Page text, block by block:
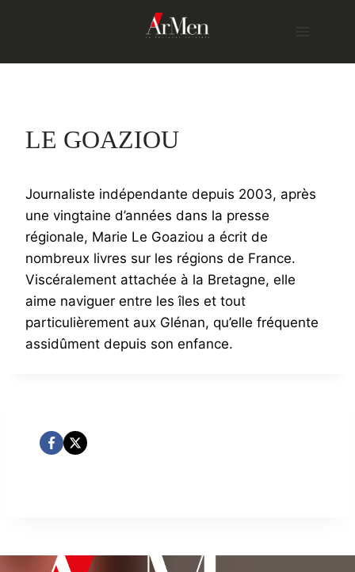
LE GOAZIOU
Journaliste indépendante depuis 2003, après
une vingtaine d’années dans la presse
régionale, Marie Le Goaziou a écrit de
nombreux livres sur les régions de France.
Viscéralement attachée à la Bretagne, elle
aime naviguer entre les îles et tout
particulièrement aux Glénan, qu’elle fréquente
assidûment depuis son enfance.